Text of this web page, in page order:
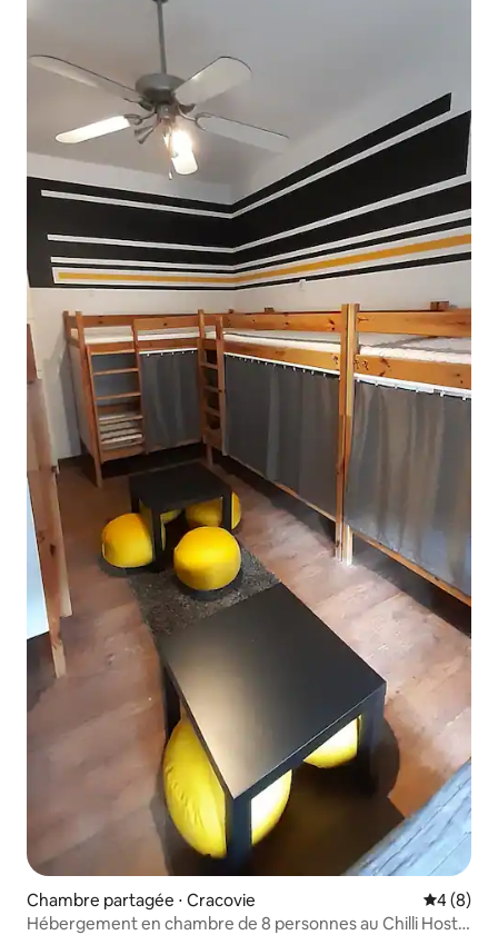
Chambre partagée ⋅ Cracovie
4 (8)
Hébergement en chambre de 8 personnes au Chilli Hostel